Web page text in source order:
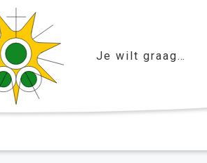
Je wilt graag…